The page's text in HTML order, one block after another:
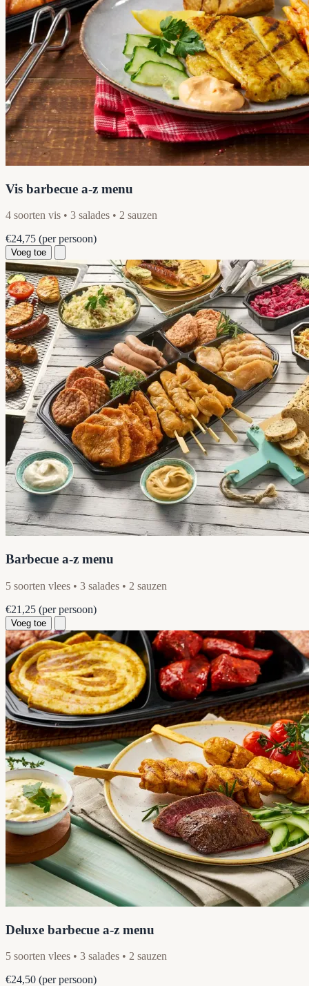
Vis barbecue a-z menu
4 soorten vis • 3 salades • 2 sauzen
€24,75 (per persoon)
Voeg toe
Barbecue a-z menu
5 soorten vlees • 3 salades • 2 sauzen
€21,25 (per persoon)
Voeg toe
Deluxe barbecue a-z menu
5 soorten vlees • 3 salades • 2 sauzen
€24,50 (per persoon)